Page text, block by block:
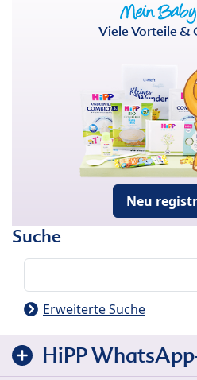
Viele Vorteile &
Neu
Suche
Erweiterte Suche
HiPP